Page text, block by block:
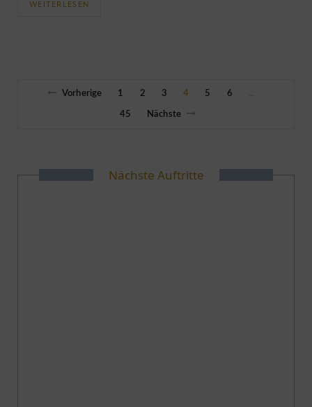
WEITERLESEN
Vorherige 1 2 3 4 5 6
45 Nächste
Nächste Auftritte